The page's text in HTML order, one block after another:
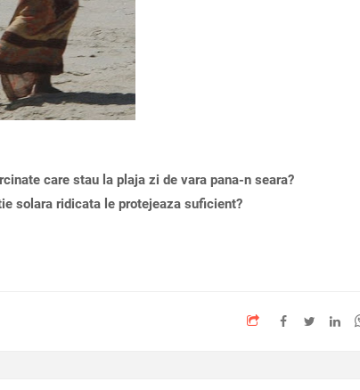
care stau la plaja zi de vara pana-n seara?
solara ridicata le protejeaza suficient?